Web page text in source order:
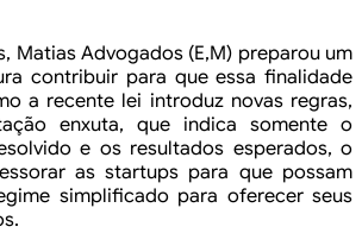
MatiasAdvogados (E,M) preparou um
contribuir para que essa finalidade
a recente lei introduz novas regras,
enxuta, que indica somente o
e os resultados esperados, o
as startups para que possam
simplificado para oferecer seus